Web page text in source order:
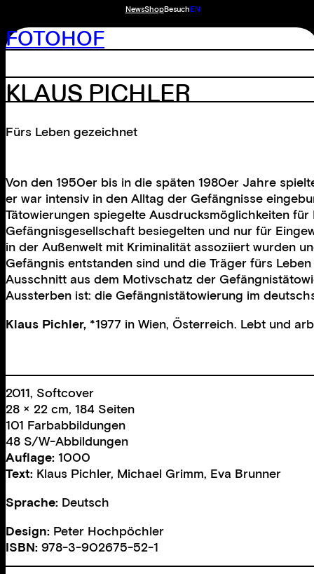
NewsShopBesuchEN
FOTOHOF
KLAUS PICHLER
Fürs Leben gezeichnet
Von den 1950er bis in die späten 1980er Jahre
er war intensiv in den Alltag der Gefängnisse
Tätowierungen spiegelte Ausdrucksmöglichkeiten
Gefängnisgesellschaft besiegelten und nur für
in der Außenwelt mit Kriminalität assoziiert wurden
Gefängnis entstanden sind und die Träger fürs
Ausschnitt aus dem Motivschatz der
Aussterben ist: die Gefängnistätowierung im
Klaus Pichler, *1977 in Wien, Österreich. Lebt und
2011, Softcover
28 × 22 cm, 184 Seiten
101 Farbabbildungen
48 S/W-Abbildungen
Auflage: 1000
Text: Klaus Pichler, Michael Grimm, Eva Brunner
Sprache: Deutsch
Design: Peter Hochpöchler
ISBN: 978-3-902675-52-1